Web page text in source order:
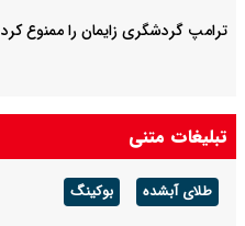
ترامپ گردشگری زایمان را ممنوع کرد
تبلیغات متنی
طلای آبشده بوکینگ